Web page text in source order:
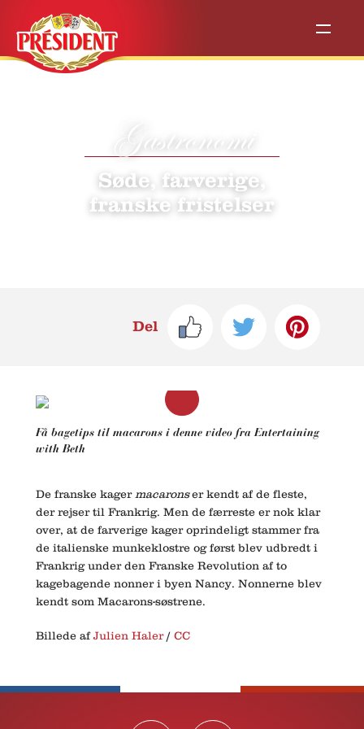
Gastronomi
Søde, farverige,
franske fristelser
Del
Få bagetips til macarons i denne video fra Entertaining
with Beth
De franske kagermacaronser kendt af de fleste,
der rejser til Frankrig. Men de færreste er nok klar
over, at de farverige kager oprindeligt stammer fra
de italienske munkeklostre og først blev udbredt i
Frankrig under den Franske Revolution af to
kagebagende nonner i byen Nancy. Nonnerne blev
kendt som Macarons-søstrene.
Billede afJulien Haler/ CC